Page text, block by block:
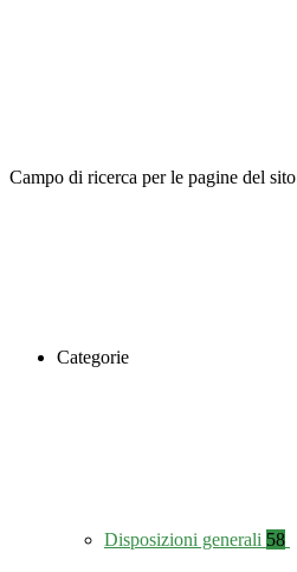
Campo di ricerca per le pagine del sito
Categorie
Disposizioni generali 58